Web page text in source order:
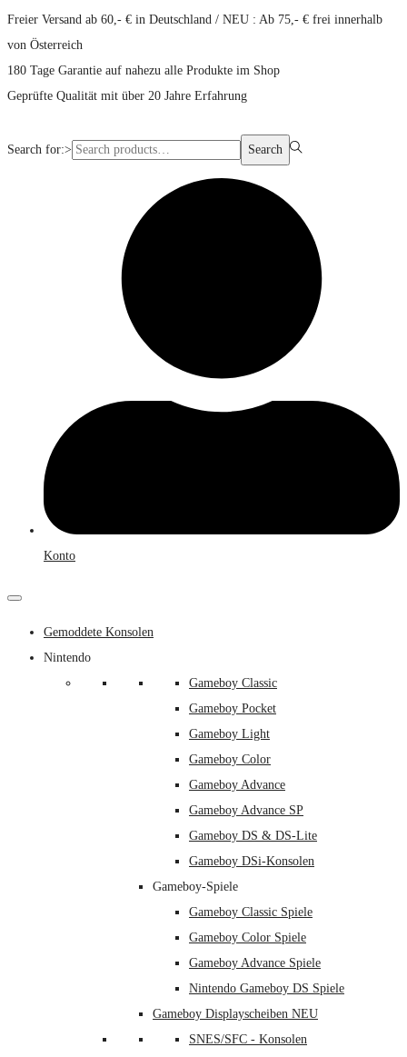
Freier Versand ab 60,- € in Deutschland / NEU : Ab 75,- € frei innerhalb
von Österreich
180 Tage Garantie auf nahezu alle Produkte im Shop
Geprüfte Qualität mit über 20 Jahre Erfahrung
Search for:> Search
Konto
Gemoddete Konsolen
Nintendo
Gameboy Classic
Gameboy Pocket
Gameboy Light
Gameboy Color
Gameboy Advance
Gameboy Advance SP
Gameboy DS & DS-Lite
Gameboy DSi-Konsolen
Gameboy-Spiele
Gameboy Classic Spiele
Gameboy Color Spiele
Gameboy Advance Spiele
Nintendo Gameboy DS Spiele
Gameboy Displayscheiben NEU
SNES/SFC - Konsolen